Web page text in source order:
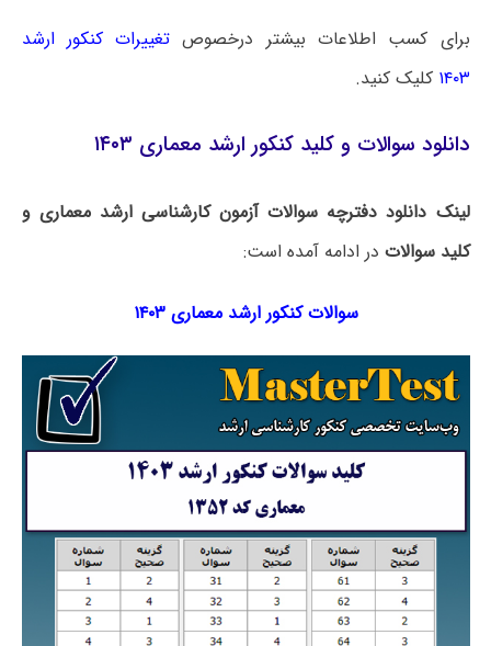
برای کسب اطلاعات بیشتر درخصوص تغییرات کنکور ارشد
۱۴۰۳ کلیک کنید.
دانلود سوالات و کلید کنکور ارشد معماری ۱۴۰۳
لینک دانلود دفترچه سوالات آزمون کارشناسی ارشد معماری و
کلید سوالات در ادامه آمده است:
سوالات کنکور ارشد معماری ۱۴۰۳